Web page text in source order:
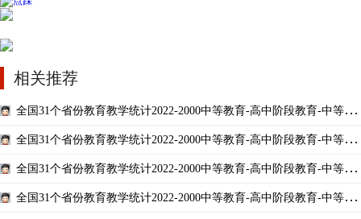
相关推荐
全国31个省份教育教学统计2022-2000中等教育-高中阶段教育-中等职
工 GDP ...
全国31个省份教育教学统计2022-2000中等教育-高中阶段教育-中等职
生产总 ...
全国31个省份教育教学统计2022-2000中等教育-高中阶段教育-中等职
区生产 ...
全国31个省份教育教学统计2022-2000中等教育-高中阶段教育-中等职